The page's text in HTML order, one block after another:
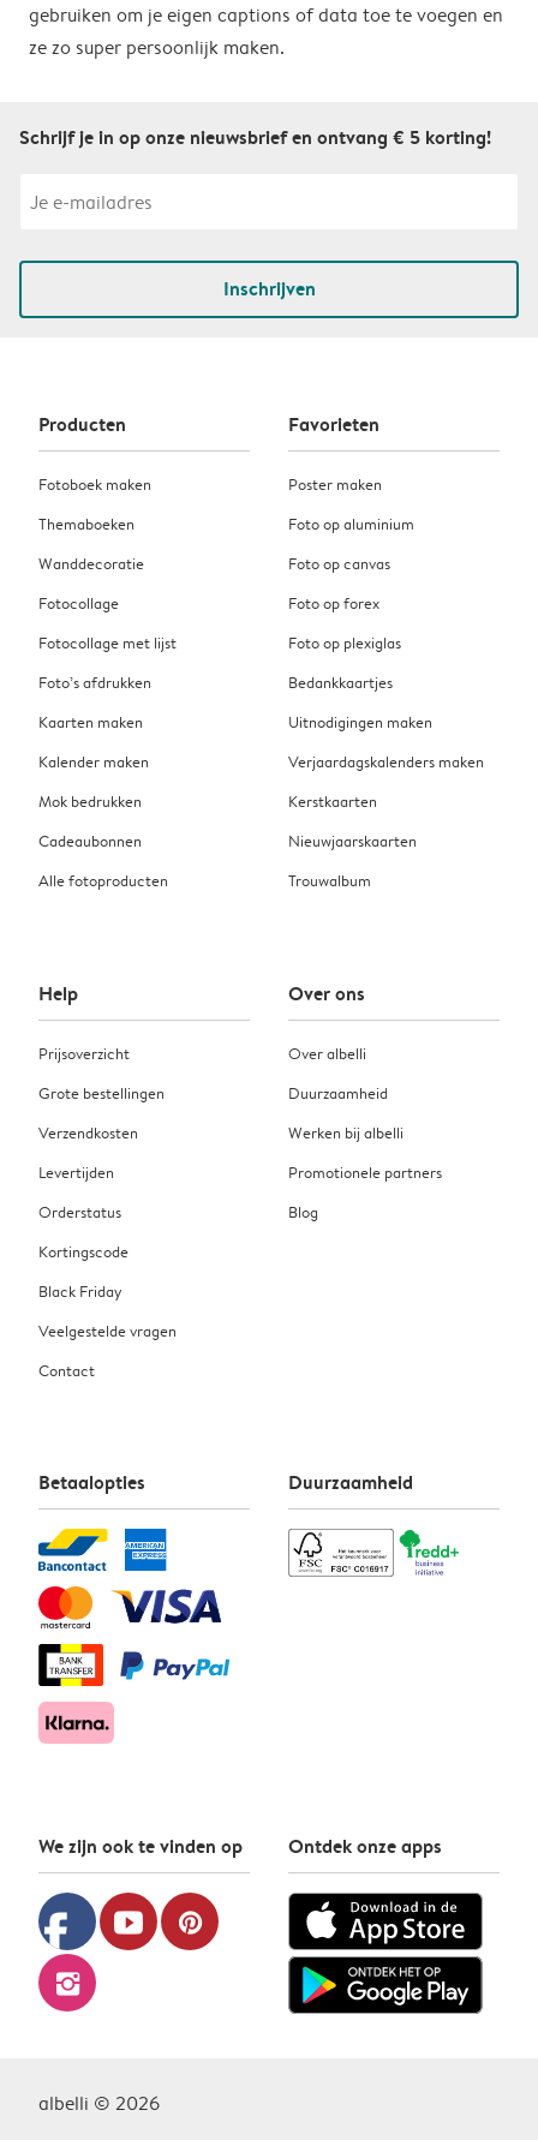
gebruiken om je eigen captions of data toe te voegen en
ze zo super persoonlijk maken.
Schrijf je in op onze nieuwsbrief en ontvang € 5 korting!
Inschrijven
Producten
Fotoboek maken
Themaboeken
Wanddecoratie
Fotocollage
Fotocollage met lijst
Foto’s afdrukken
Kaarten maken
Kalender maken
Mok bedrukken
Cadeaubonnen
Alle fotoproducten
Favorieten
Poster maken
Foto op aluminium
Foto op canvas
Foto op forex
Foto op plexiglas
Bedankkaartjes
Uitnodigingen maken
Verjaardagskalenders maken
Kerstkaarten
Nieuwjaarskaarten
Trouwalbum
Help
Prijsoverzicht
Grote bestellingen
Verzendkosten
Levertijden
Orderstatus
Kortingscode
Black Friday
Veelgestelde vragen
Contact
Over ons
Over albelli
Duurzaamheid
Werken bij albelli
Promotionele partners
Blog
Betaalopties Duurzaamheid
We zijn ook te vinden op
facebook youtube pinterest
instagram
Ontdek onze apps
albelli © 2026